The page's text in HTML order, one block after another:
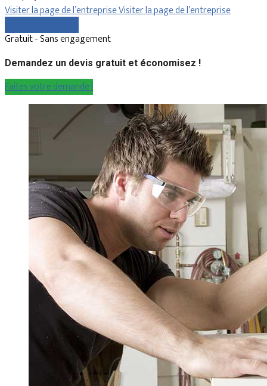
Visiter la page de l’entrepriseVisiter la page de l’entreprise
Gratuit - Sans engagement
Demandez un devis gratuit et économisez !
Faites votre demande !